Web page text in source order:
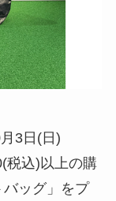
3日(日)
税込)以上の購
バッグ」をプ